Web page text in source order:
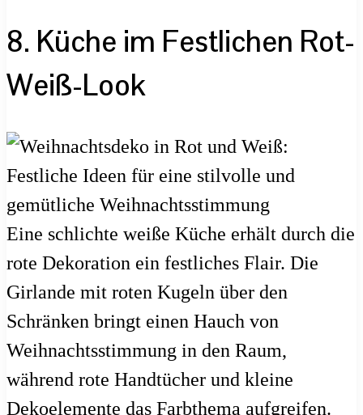
8. Küche im Festlichen Rot-
Weiß-Look
Eine schlichte weiße Küche erhält durch die
rote Dekoration ein festliches Flair. Die
Girlande mit roten Kugeln über den
Schränken bringt einen Hauch von
Weihnachtsstimmung in den Raum,
während rote Handtücher und kleine
Dekoelemente das Farbthema aufgreifen.